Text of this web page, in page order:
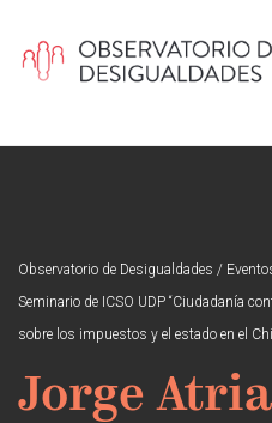
Observatorio de Desigualdades /
Seminario de ICSO UDP “Ciudadanía
sobre los impuestos y el estado en el
Jorge Atria